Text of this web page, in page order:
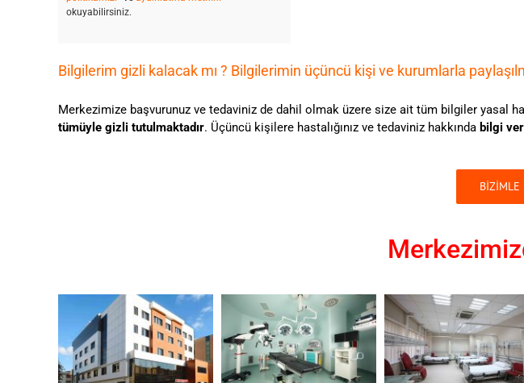
okuyabilirsiniz.
Bilgilerim gizli kalacak mı ? Bilgilerimin üçüncü kişi ve kurumlarla
Merkezimize başvurunuz ve tedaviniz de dahil olmak üzere size ait tüm bilgiler yasal
tümüyle gizli tutulmaktadır. Üçüncü kişilere hastalığınız ve tedaviniz hakkında bilgi
BİZİMLE